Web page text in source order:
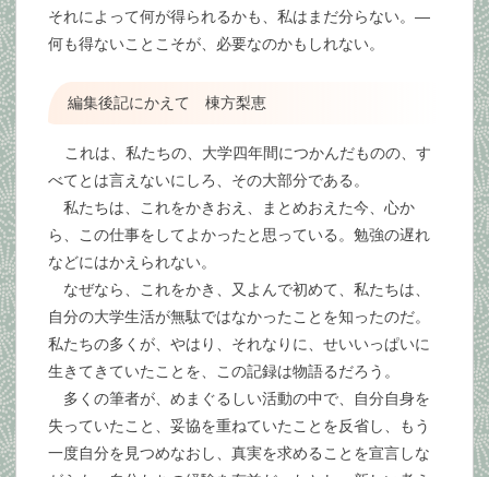
それによって何が得られるかも、私はまだ分らない。―
何も得ないことこそが、必要なのかもしれない。
編集後記にかえて 棟方梨恵
これは、私たちの、大学四年間につかんだものの、す
べてとは言えないにしろ、その大部分である。
私たちは、これをかきおえ、まとめおえた今、心か
ら、この仕事をしてよかったと思っている。勉強の遅れ
などにはかえられない。
なぜなら、これをかき、又よんで初めて、私たちは、
自分の大学生活が無駄ではなかったことを知ったのだ。
私たちの多くが、やはり、それなりに、せいいっぱいに
生きてきていたことを、この記録は物語るだろう。
多くの筆者が、めまぐるしい活動の中で、自分自身を
失っていたこと、妥協を重ねていたことを反省し、もう
一度自分を見つめなおし、真実を求めることを宣言しな